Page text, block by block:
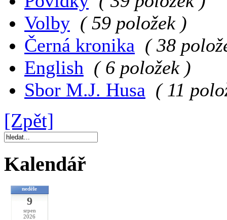
Volby ( 59 položek )
Černá kronika ( 38
English ( 6 položek )
Sbor M.J. Husa ( 11
[Zpět]
Kalendář
neděle
9
srpen
2026